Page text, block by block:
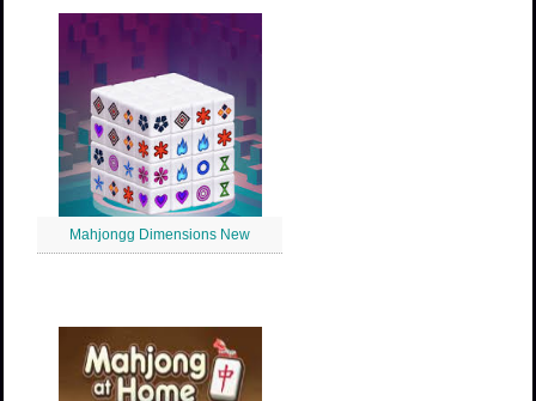
Mahjongg Dimensions New